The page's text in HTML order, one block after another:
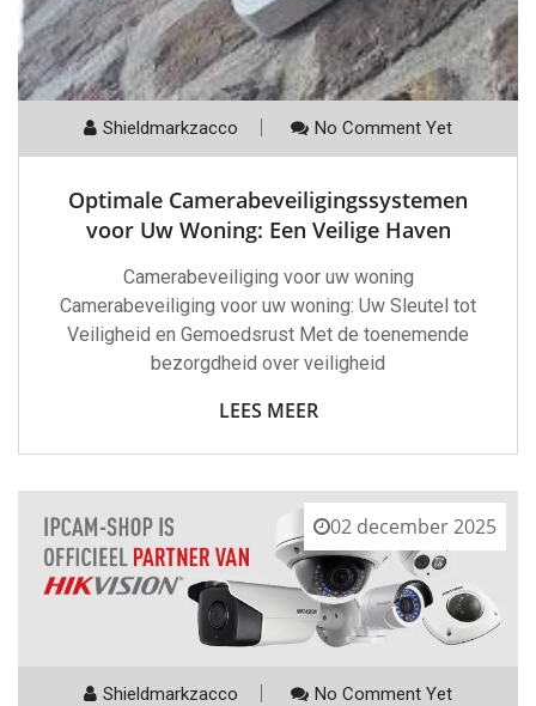
Shieldmarkzacco No Comment Yet
Optimale Camerabeveiligingssystemen
voor Uw Woning: Een Veilige Haven
Camerabeveiliging voor uw woning
Camerabeveiliging voor uw woning: Uw Sleutel tot
Veiligheid en Gemoedsrust Met de toenemende
bezorgdheid over veiligheid
LEES MEER
02 december 2025
Shieldmarkzacco No Comment Yet